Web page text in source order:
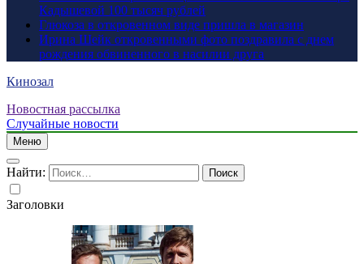
Кадышевой 100 тысяч рублей
Глюкоза в откровенном виде пришла в магазин
Ирина Шейк откровенными фото поздравила с днем
рождения обвиненного в насилии друга
Кинозал
Новостная рассылка
Случайные новости
Меню
Найти:
Заголовки